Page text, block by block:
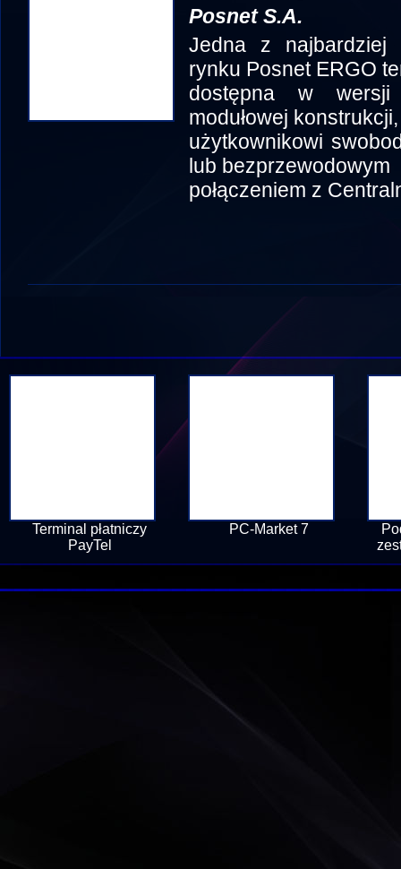
Posnet S.A.
Jedna z najbardziej
rynku Posnet ERGO
dostępna w wersji
modułowej
użytkownikowi
lub bezprzewodowym
połączeniem z
Terminal płatniczy
PayTel
PC-Market 7